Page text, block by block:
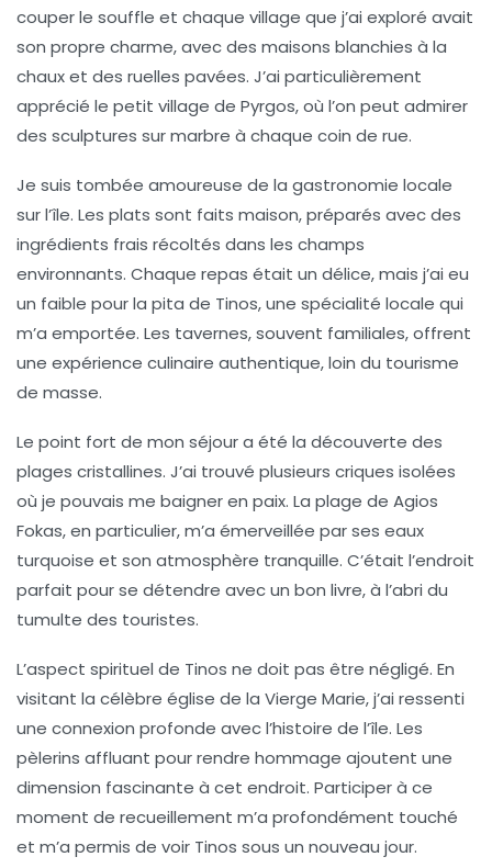
couper le souffle et chaque village que j’ai exploré avait
son propre charme, avec des maisons blanchies à la
chaux et des ruelles pavées. J’ai particulièrement
apprécié le petit village de Pyrgos, où l’on peut admirer
des sculptures sur marbre à chaque coin de rue.
Je suis tombée amoureuse de la gastronomie locale
sur l’île. Les plats sont faits maison, préparés avec des
ingrédients frais récoltés dans les champs
environnants. Chaque repas était un délice, mais j’ai eu
un faible pour la pita de Tinos, une spécialité locale qui
m’a emportée. Les tavernes, souvent familiales, offrent
une expérience culinaire authentique, loin du tourisme
de masse.
Le point fort de mon séjour a été la découverte des
plages cristallines. J’ai trouvé plusieurs criques isolées
où je pouvais me baigner en paix. La plage de Agios
Fokas, en particulier, m’a émerveillée par ses eaux
turquoise et son atmosphère tranquille. C’était l’endroit
parfait pour se détendre avec un bon livre, à l’abri du
tumulte des touristes.
L’aspect spirituel de Tinos ne doit pas être négligé. En
visitant la célèbre église de la Vierge Marie, j’ai ressenti
une connexion profonde avec l’histoire de l’île. Les
pèlerins affluant pour rendre hommage ajoutent une
dimension fascinante à cet endroit. Participer à ce
moment de recueillement m’a profondément touché
et m’a permis de voir Tinos sous un nouveau jour.